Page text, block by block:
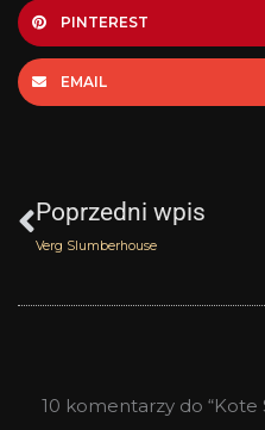
PINTEREST
EMAIL
Poprzedni wpis
Verg Slumberhouse
10 komentarzy do “Kote